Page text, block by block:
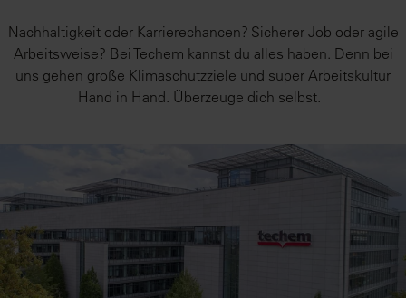
Nachhaltigkeit oder Karrierechancen? Sicherer Job oder agile
Arbeitsweise? Bei Techem kannst du alles haben. Denn bei
uns gehen große Klimaschutzziele und super Arbeitskultur
Hand in Hand. Überzeuge dich selbst.